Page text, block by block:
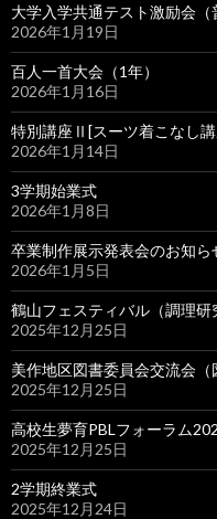
大学入学共通テスト激励会（
2026年1月19日
百人一首大会（1年）
2026年1月16日
特別講座Ⅱ[スーツ着こなし講
2026年1月14日
3学期始業式
2026年1月8日
卒業制作展示発表会のお知ら
2026年1月5日
鶴山フェスティバル（調理研
2025年12月25日
美作地区図書委員会交流会（
2025年12月25日
高校生夢育PBLフォーラム
2025年12月25日
2学期終業式
2025年12月24日